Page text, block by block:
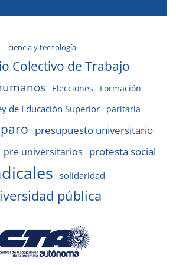
ciencia y tecnología
Colectivo de Trabajo
Elecciones Formación
de Educación Superior paritaria
paro presupuesto universitario
pre universitarios protesta social
solidaridad
pública